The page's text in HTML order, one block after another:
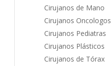
Cirujanos de Mano
Cirujanos Oncologos
Cirujanos Pediatras
Cirujanos Plásticos
Cirujanos de Tórax